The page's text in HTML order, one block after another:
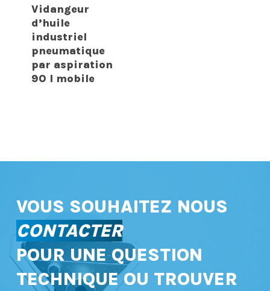
Vidangeur
d’huile
industriel
pneumatique
par aspiration
90 l mobile
VOUS SOUHAITEZ NOUS
CONTACTER
POUR UNE QUESTION
TECHNIQUE OU TROUVER